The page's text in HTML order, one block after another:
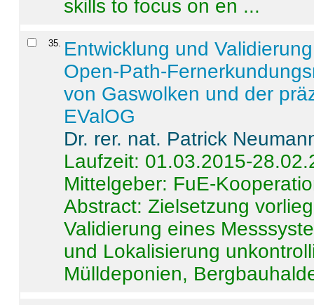
skills to focus on en ...
35. Entwicklung und
Open-Path-
von Gaswolken und der
EValOG
Dr. rer. nat. Patrick
Laufzeit: 01.03.2015-
Mittelgeber: FuE-
Abstract:Zielsetzung
Validierung eines
und Lokalisierung
Mülldeponien,